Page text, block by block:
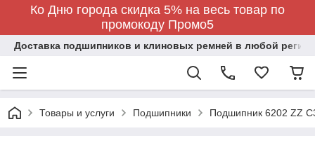
Ко Дню города скидка 5% на весь товар по
промокоду Промо5
Доставка подшипников и клиновых ремней в любой регион
Товары и услуги Подшипники Подшипник 6202 ZZ